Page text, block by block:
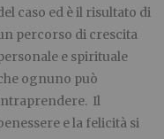
caso ed è il risultato di
percorso di crescita
e spirituale
ognuno può
Il
e la felicità si